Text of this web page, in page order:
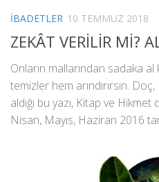
İBADETLER 10 TEMMUZ 2018
ZEKÂT VERİLİR Mİ?
Onların mallarından sadaka
temizler hem arındırırsın.
aldığı bu yazı, Kitap ve Hikmet
Nisan, Mayıs, Haziran 2016